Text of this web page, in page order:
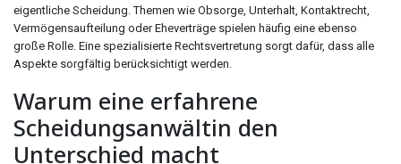
eigentliche Scheidung. Themen wie Obsorge, Unterhalt, Kontaktrecht,
Vermögensaufteilung oder Eheverträge spielen häufig eine ebenso
große Rolle. Eine spezialisierte Rechtsvertretung sorgt dafür, dass alle
Aspekte sorgfältig berücksichtigt werden.
Warum eine erfahrene
Scheidungsanwältin den
Unterschied macht